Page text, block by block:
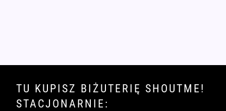
TU KUPISZ BIŻUTERIĘ SHOUTME!
STACJONARNIE: